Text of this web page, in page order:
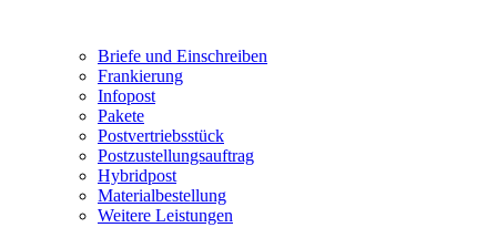
Briefe und Einschreiben
Frankierung
Infopost
Pakete
Postvertriebsstück
Postzustellungsauftrag
Hybridpost
Materialbestellung
Weitere Leistungen